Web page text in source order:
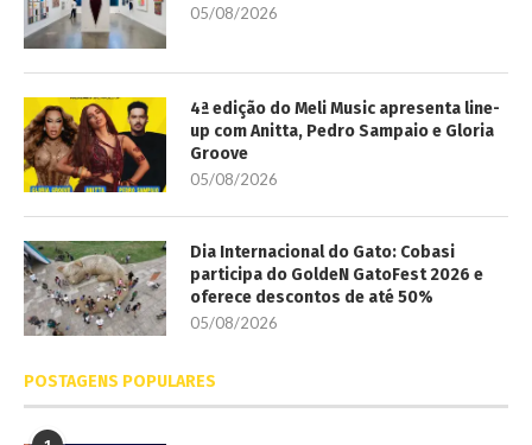
05/08/2026
4ª edição do Meli Music apresenta line-
up com Anitta, Pedro Sampaio e Gloria
Groove
05/08/2026
Dia Internacional do Gato: Cobasi
participa do GoldeN GatoFest 2026 e
oferece descontos de até 50%
05/08/2026
POSTAGENS POPULARES